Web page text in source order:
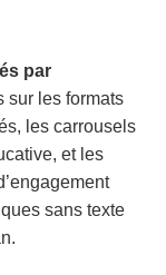
par
sur les formats
les carrousels
et les
sans texte